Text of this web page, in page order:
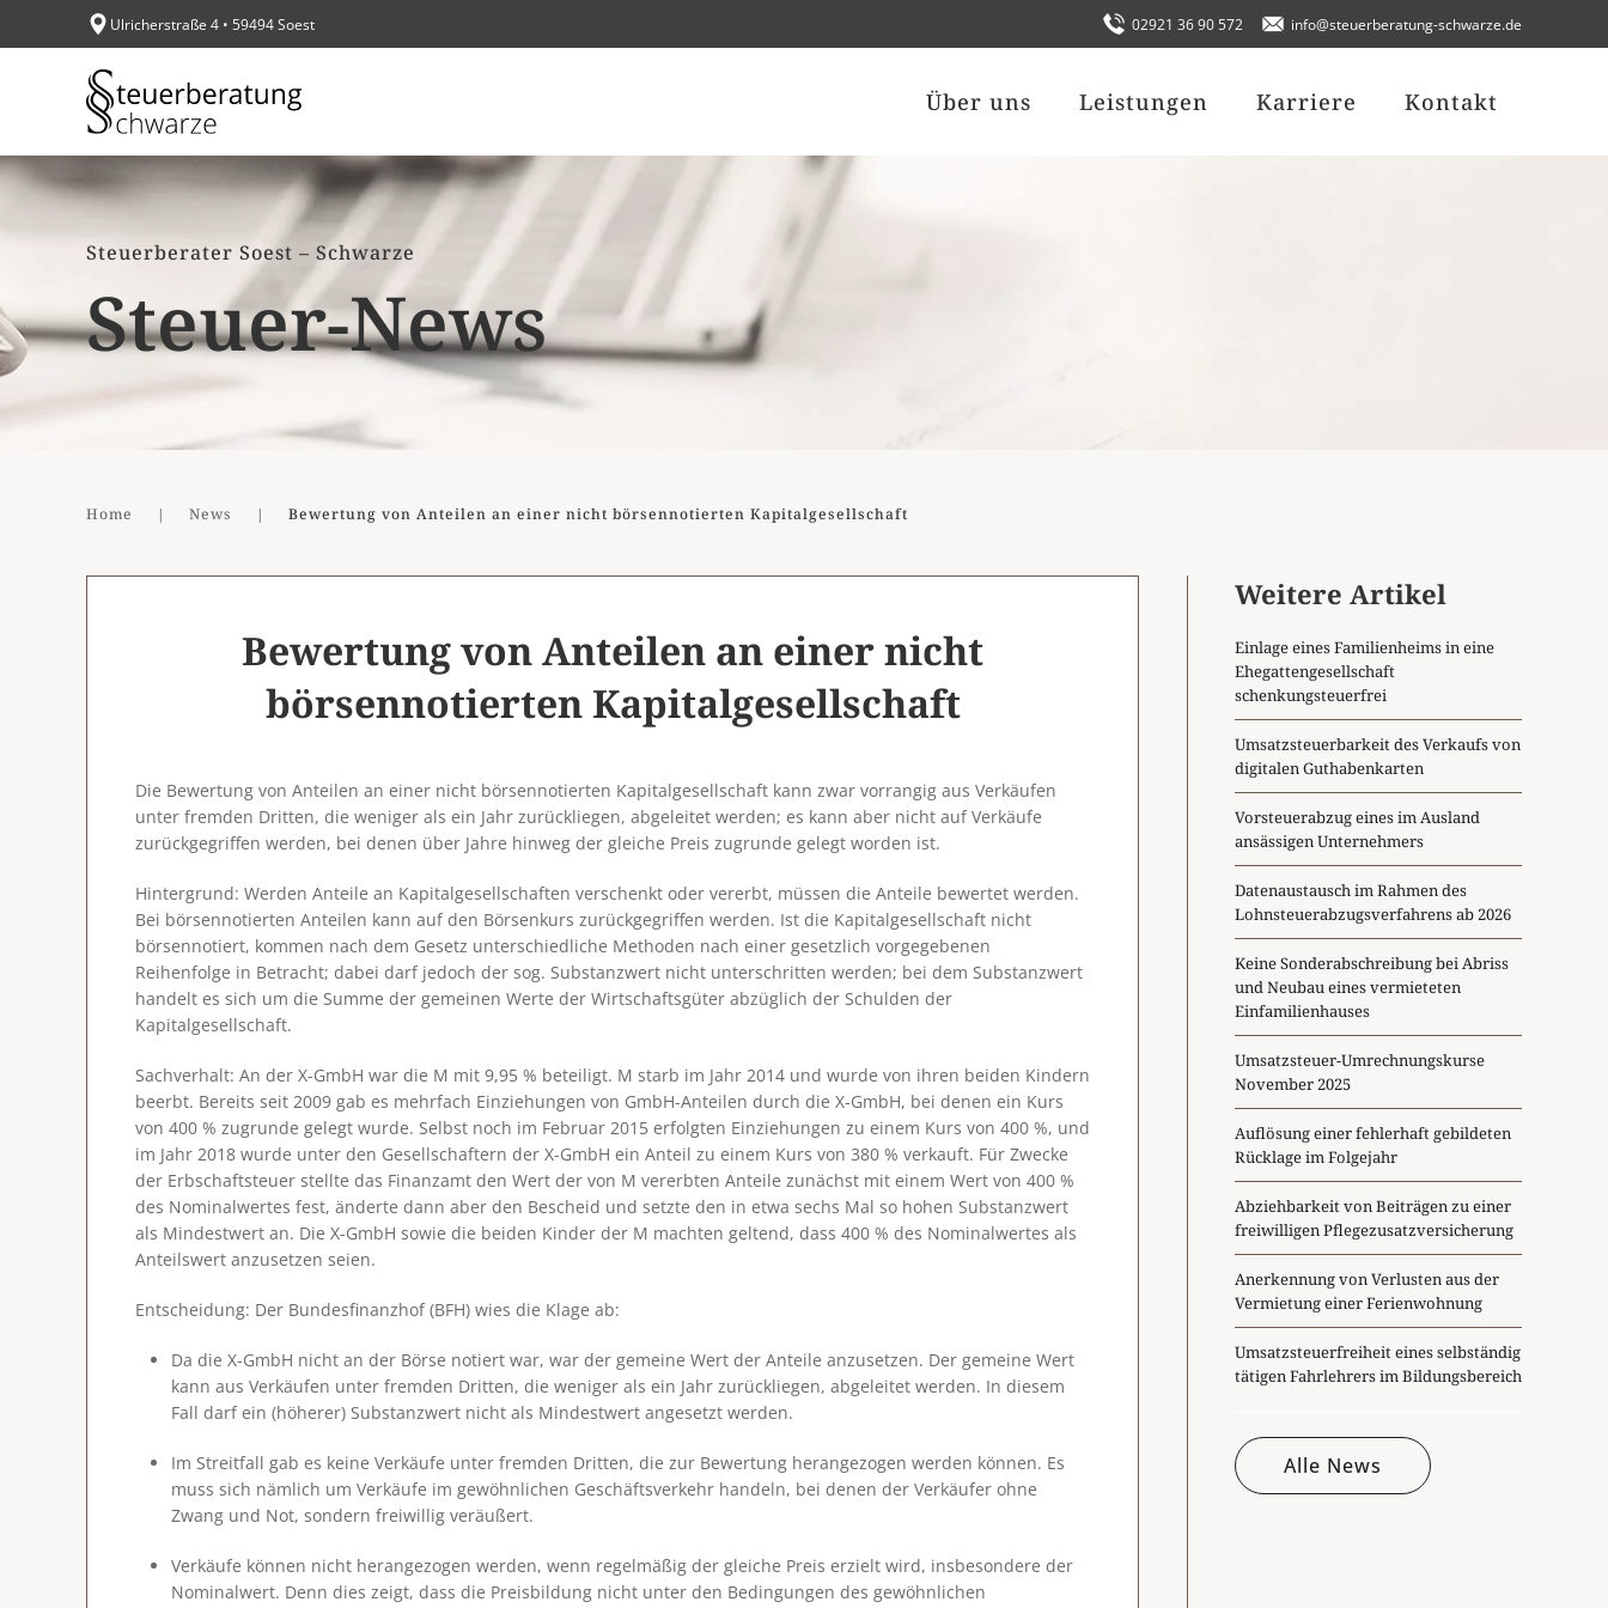
Zum Hauptinhalt springen
Ulricherstraße 4 • 59494 Soest 02921 36 90 572 info@steuerberatung-schwarze.de
Über uns Leistungen Karriere Kontakt
Steuerberater Soest – Schwarze
Steuer-News
Home News Bewertung von Anteilen an einer nicht börsennotierten Kapitalgesellschaft
Bewertung von Anteilen an einer nicht
börsennotierten Kapitalgesellschaft
Die Bewertung von Anteilen an einer nicht börsennotierten Kapitalgesellschaft kann zwar vorrangig aus Verkäufen
unter fremden Dritten, die weniger als ein Jahr zurückliegen, abgeleitet werden; es kann aber nicht auf Verkäufe
zurückgegriffen werden, bei denen über Jahre hinweg der gleiche Preis zugrunde gelegt worden ist.
Hintergrund: Werden Anteile an Kapitalgesellschaften verschenkt oder vererbt, müssen die Anteile bewertet werden.
Bei börsennotierten Anteilen kann auf den Börsenkurs zurückgegriffen werden. Ist die Kapitalgesellschaft nicht
börsennotiert, kommen nach dem Gesetz unterschiedliche Methoden nach einer gesetzlich vorgegebenen
Reihenfolge in Betracht; dabei darf jedoch der sog. Substanzwert nicht unterschritten werden; bei dem Substanzwert
handelt es sich um die Summe der gemeinen Werte der Wirtschaftsgüter abzüglich der Schulden der
Kapitalgesellschaft.
Sachverhalt: An der X-GmbH war die M mit 9,95 % beteiligt. M starb im Jahr 2014 und wurde von ihren beiden Kindern
beerbt. Bereits seit 2009 gab es mehrfach Einziehungen von GmbH-Anteilen durch die X-GmbH, bei denen ein Kurs
von 400 % zugrunde gelegt wurde. Selbst noch im Februar 2015 erfolgten Einziehungen zu einem Kurs von 400 %, und
im Jahr 2018 wurde unter den Gesellschaftern der X-GmbH ein Anteil zu einem Kurs von 380 % verkauft. Für Zwecke
der Erbschaftsteuer stellte das Finanzamt den Wert der von M vererbten Anteile zunächst mit einem Wert von 400 %
des Nominalwertes fest, änderte dann aber den Bescheid und setzte den in etwa sechs Mal so hohen Substanzwert
als Mindestwert an. Die X-GmbH sowie die beiden Kinder der M machten geltend, dass 400 % des Nominalwertes als
Anteilswert anzusetzen seien.
Entscheidung: Der Bundesfinanzhof (BFH) wies die Klage ab:
Da die X-GmbH nicht an der Börse notiert war, war der gemeine Wert der Anteile anzusetzen. Der gemeine Wert
kann aus Verkäufen unter fremden Dritten, die weniger als ein Jahr zurückliegen, abgeleitet werden. In diesem
Fall darf ein (höherer) Substanzwert nicht als Mindestwert angesetzt werden.
Im Streitfall gab es keine Verkäufe unter fremden Dritten, die zur Bewertung herangezogen werden können. Es
muss sich nämlich um Verkäufe im gewöhnlichen Geschäftsverkehr handeln, bei denen der Verkäufer ohne
Zwang und Not, sondern freiwillig veräußert.
Verkäufe können nicht herangezogen werden, wenn regelmäßig der gleiche Preis erzielt wird, insbesondere der
Nominalwert. Denn dies zeigt, dass die Preisbildung nicht unter den Bedingungen des gewöhnlichen
Weitere Artikel
Einlage eines Familienheims in eine
Ehegattengesellschaft
schenkungsteuerfrei
Umsatzsteuerbarkeit des Verkaufs von
digitalen Guthabenkarten
Vorsteuerabzug eines im Ausland
ansässigen Unternehmers
Datenaustausch im Rahmen des
Lohnsteuerabzugsverfahrens ab 2026
Keine Sonderabschreibung bei Abriss
und Neubau eines vermieteten
Einfamilienhauses
Umsatzsteuer-Umrechnungskurse
November 2025
Auflösung einer fehlerhaft gebildeten
Rücklage im Folgejahr
Abziehbarkeit von Beiträgen zu einer
freiwilligen Pflegezusatzversicherung
Anerkennung von Verlusten aus der
Vermietung einer Ferienwohnung
Umsatzsteuerfreiheit eines selbständig
tätigen Fahrlehrers im Bildungsbereich
Alle News